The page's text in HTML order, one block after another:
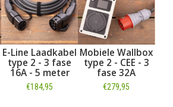
Mobiele Wallbox
type 2 - CEE - 3
fase 32A
€279,95
E-Line Laadkabel
type 2 - 3 fase
16A - 2 meter
€159,95